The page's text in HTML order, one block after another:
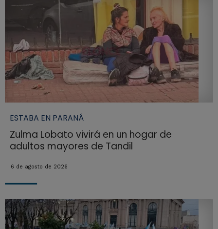
ESTABA EN PARANÁ
Zulma Lobato vivirá en un hogar de
adultos mayores de Tandil
6 de agosto de 2026